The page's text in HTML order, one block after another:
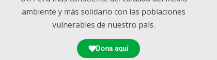
ambiente y más solidario con las poblaciones
vulnerables de nuestro país.
Dona aquí